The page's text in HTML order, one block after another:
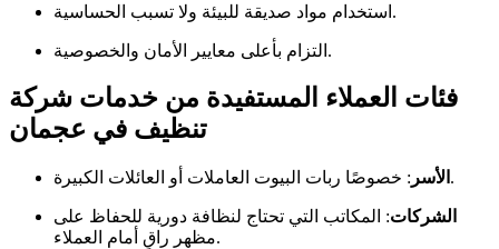
استخدام مواد صديقة للبيئة ولا تسبب الحساسية.
التزام بأعلى معايير الأمان والخصوصية.
فئات العملاء المستفيدة من خدمات شركة
تنظيف في عجمان
الأسر : خصوصًا ربات البيوت العاملات أو العائلات الكبيرة.
الشركات: المكاتب التي تحتاج لنظافة دورية للحفاظ على
مظهر راقٍ أمام العملاء.